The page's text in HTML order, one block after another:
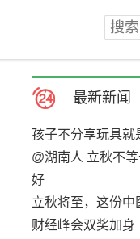
最新新闻
孩子不分享玩具就
@湖南人 立秋不
好
立秋将至，这份
财经峰会双奖加